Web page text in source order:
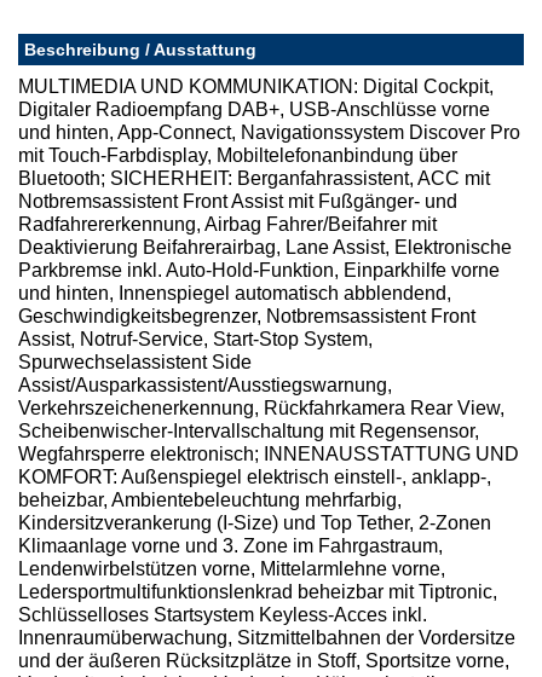
Beschreibung / Ausstattung
MULTIMEDIA UND KOMMUNIKATION: Digital Cockpit,
Digitaler Radioempfang DAB+, USB-Anschlüsse vorne
und hinten, App-Connect, Navigationssystem Discover Pro
mit Touch-Farbdisplay, Mobiltelefonanbindung über
Bluetooth; SICHERHEIT: Berganfahrassistent, ACC mit
Notbremsassistent Front Assist mit Fußgänger- und
Radfahrererkennung, Airbag Fahrer/Beifahrer mit
Deaktivierung Beifahrerairbag, Lane Assist, Elektronische
Parkbremse inkl. Auto-Hold-Funktion, Einparkhilfe vorne
und hinten, Innenspiegel automatisch abblendend,
Geschwindigkeitsbegrenzer, Notbremsassistent Front
Assist, Notruf-Service, Start-Stop System,
Spurwechselassistent Side
Assist/Ausparkassistent/Ausstiegswarnung,
Verkehrszeichenerkennung, Rückfahrkamera Rear View,
Scheibenwischer-Intervallschaltung mit Regensensor,
Wegfahrsperre elektronisch; INNENAUSSTATTUNG UND
KOMFORT: Außenspiegel elektrisch einstell-, anklapp-,
beheizbar, Ambientebeleuchtung mehrfarbig,
Kindersitzverankerung (I-Size) und Top Tether, 2-Zonen
Klimaanlage vorne und 3. Zone im Fahrgastraum,
Lendenwirbelstützen vorne, Mittelarmlehne vorne,
Ledersportmultifunktionslenkrad beheizbar mit Tiptronic,
Schlüsselloses Startsystem Keyless-Acces inkl.
Innenraumüberwachung, Sitzmittelbahnen der Vordersitze
und der äußeren Rücksitzplätze in Stoff, Sportsitze vorne,